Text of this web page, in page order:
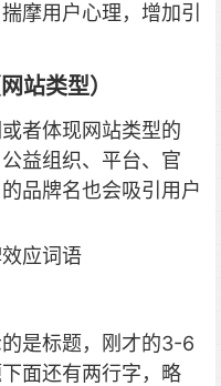
摩用户心理，增加引
站类型）
者体现网站类型的
益组织、平台、官
品牌名也会吸引用户
应词语
是标题，刚才的3-6
面还有两行字，略